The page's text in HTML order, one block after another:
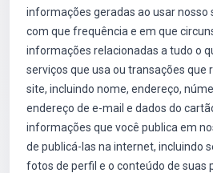
informações geradas ao usar nosso
com que frequência e em que
informações relacionadas a tudo o
serviços que usa ou transações que
site, incluindo nome, endereço,
endereço de e-mail e dados do
informações que você publica em
de publicá-las na internet, incluindo
fotos de perfil e o conteúdo de suas